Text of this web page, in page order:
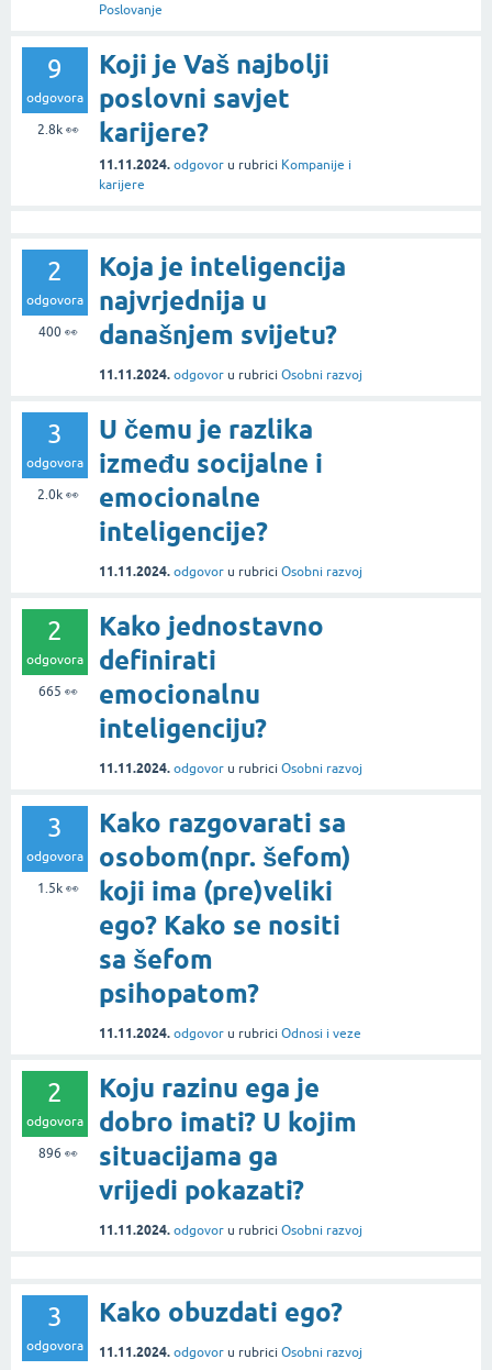
Poslovanje
9
odgovora
2.8k👀
Koji je Vaš najbolji
poslovni savjet
karijere?
11.11.2024. odgovor u rubrici Kompanije i
karijere
2
odgovora
400👀
Koja je inteligencija
najvrjednija u
današnjem svijetu?
11.11.2024. odgovor u rubrici Osobni razvoj
3
odgovora
2.0k👀
U čemu je razlika
između socijalne i
emocionalne
inteligencije?
11.11.2024. odgovor u rubrici Osobni razvoj
2
odgovora
665 👀
Kako jednostavno
definirati
emocionalnu
inteligenciju?
11.11.2024. odgovor u rubrici Osobni razvoj
3
odgovora
1.5k👀
Kako razgovarati sa
osobom(npr. šefom)
koji ima (pre)veliki
ego? Kako se nositi
sa šefom
psihopatom?
11.11.2024. odgovor u rubrici Odnosi i veze
2
odgovora
896 👀
Koju razinu ega je
dobro imati? U kojim
situacijama ga
vrijedi pokazati?
11.11.2024. odgovor u rubrici Osobni razvoj
3
odgovora
Kako obuzdati ego?
11.11.2024. odgovor u rubrici Osobni razvoj